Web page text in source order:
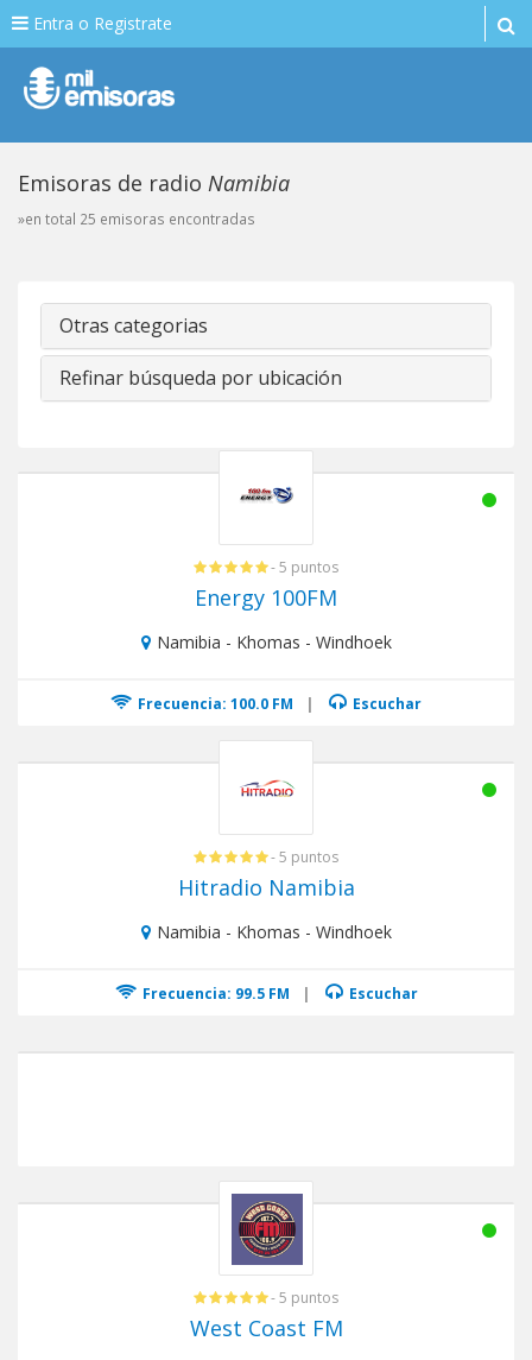
Entra o Registrate
Emisoras de radio Namibia
»en total 25 emisoras encontradas
Otras categorias
Refinar búsqueda por ubicación
- 5 puntos
Energy 100FM
Namibia - Khomas - Windhoek
Frecuencia: 100.0 FM | Escuchar
- 5 puntos
Hitradio Namibia
Namibia - Khomas - Windhoek
Frecuencia: 99.5 FM | Escuchar
- 5 puntos
West Coast FM